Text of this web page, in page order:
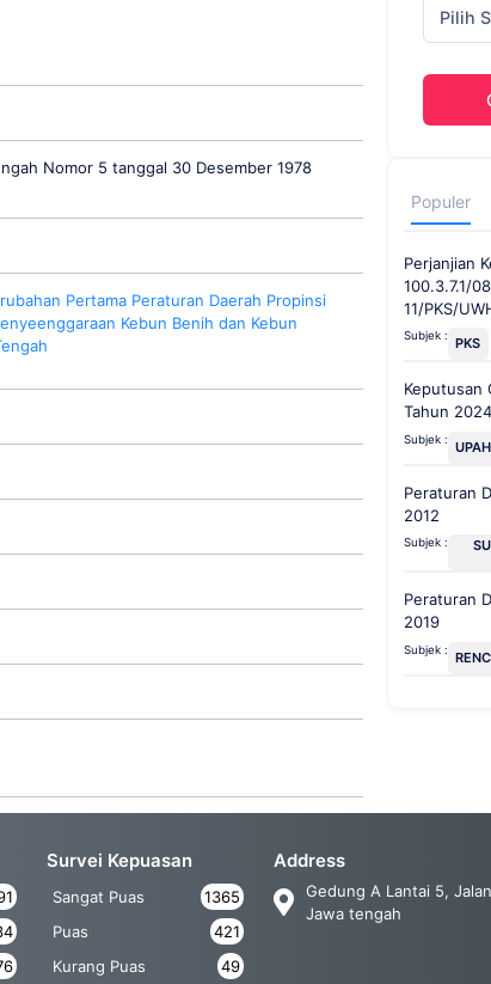
Nomor 5 tanggal 30 Desember 1978
Pertama Peraturan Daerah Propinsi
Kebun Benih dan Kebun
Pilih
Populer
Perjanjian
100.3.7.1/
11/PKS/
Subjek : PKS
Keputusan
Tahun 2024
Subjek :
Peraturan
2012
Subjek :
Peraturan
2019
Subjek :
Survei Kepuasan
Sangat Puas
1365
Puas
421
Kurang Puas
49
Address
Gedung A Lantai 5,
Jawa tengah